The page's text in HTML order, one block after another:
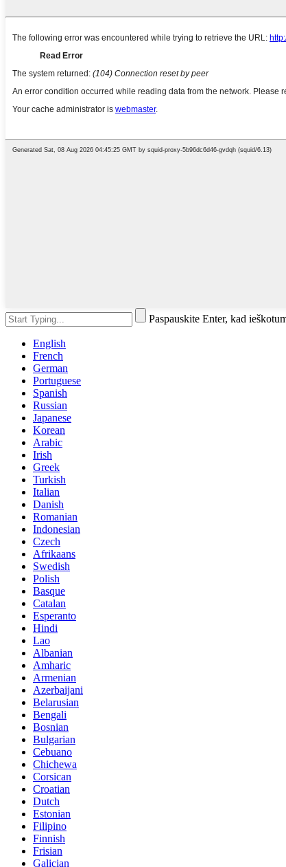
Paspauskite Enter, kad
English
French
German
Portuguese
Spanish
Russian
Japanese
Korean
Arabic
Irish
Greek
Turkish
Italian
Danish
Romanian
Indonesian
Czech
Afrikaans
Swedish
Polish
Basque
Catalan
Esperanto
Hindi
Lao
Albanian
Amharic
Armenian
Azerbaijani
Belarusian
Bengali
Bosnian
Bulgarian
Cebuano
Chichewa
Corsican
Croatian
Dutch
Estonian
Filipino
Finnish
Frisian
Galician